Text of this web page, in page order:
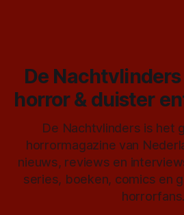
De
horror & duister
De Nachtvlinders is het
horrormagazine van
nieuws, reviews en
series, boeken, comics en
horrorfans.